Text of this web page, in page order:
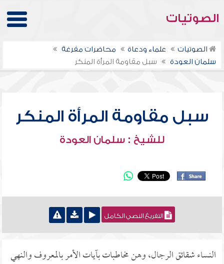
الصوتيات
الصوتيات علماء ودعاة
محاضرات مفرغة
سلمان العودة
سبل مقاومة المرأة المنكر
سبل مقاومة المرأة المنكر
للشيخ : سلمان العودة
التفريغ النصي الكامل
النساء شقائق الرجال، وهن مخاطبات بآيات الأمر بالمعروف والنهي